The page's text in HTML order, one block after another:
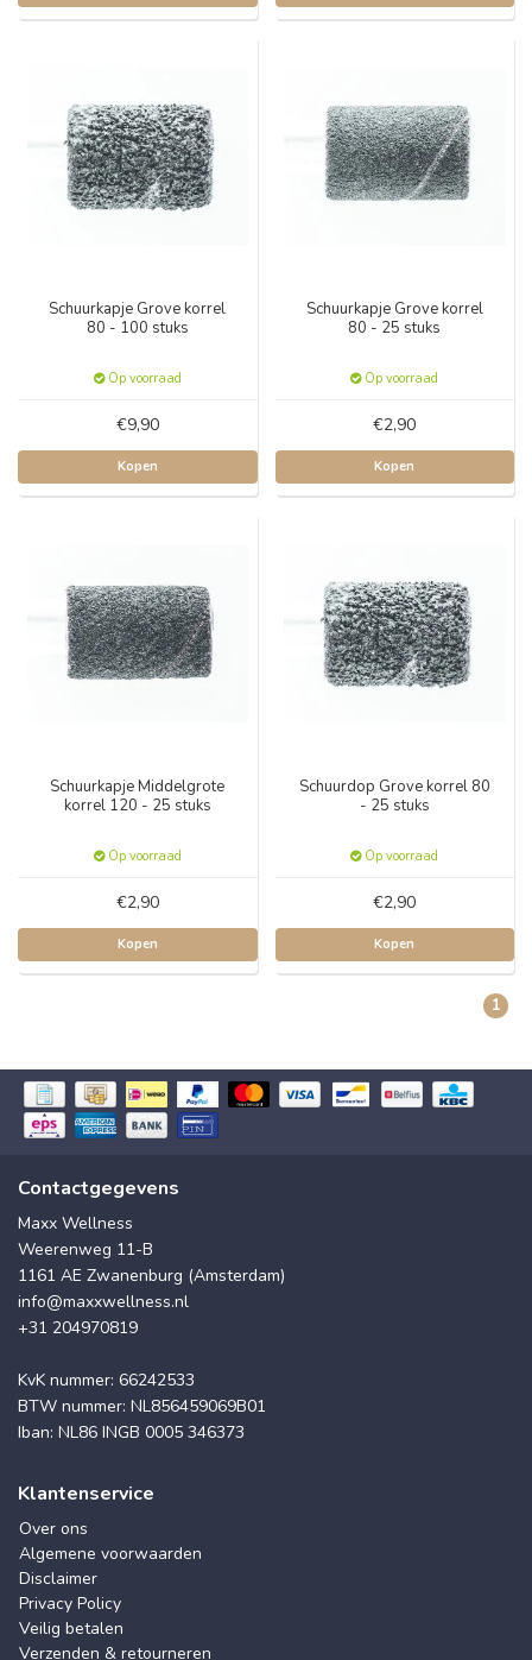
Schuurkapje Grove korrel
80 - 100 stuks
Op voorraad
€9,90
Kopen
Schuurkapje Grove korrel
80 - 25 stuks
Op voorraad
€2,90
Kopen
Schuurkapje Middelgrote
korrel 120 - 25 stuks
Op voorraad
€2,90
Kopen
Schuurdop Grove korrel 80
- 25 stuks
Op voorraad
€2,90
Kopen
1
Contactgegevens
Maxx Wellness
Weerenweg 11-B
1161 AE Zwanenburg (Amsterdam)
info@maxxwellness.nl
+31 204970819
KvK nummer: 66242533
BTW nummer: NL856459069B01
Iban: NL86 INGB 0005 346373
Klantenservice
Over ons
Algemene voorwaarden
Disclaimer
Privacy Policy
Veilig betalen
Verzenden & retourneren